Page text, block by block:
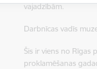
vajadzībām.
Darbnīcas vadīs
Šis ir viens no Rīgas
proklamēšanas